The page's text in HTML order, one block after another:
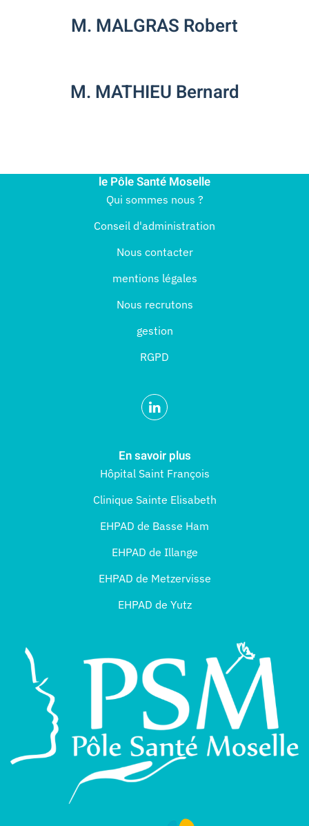
M. MALGRAS Robert
M. MATHIEU Bernard
le Pôle Santé Moselle
Qui sommes nous ?
Conseil d'administration
Nous contacter
mentions légales
Nous recrutons
gestion
RGPD
En savoir plus
Hôpital Saint François
Clinique Sainte Elisabeth
EHPAD de Basse Ham
EHPAD de Illange
EHPAD de Metzervisse
EHPAD de Yutz